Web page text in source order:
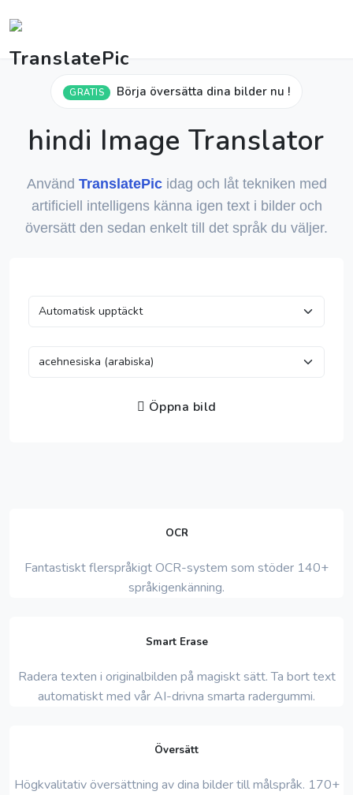
GRATIS Börja översätta dina bilder nu !
hindi Image Translator
Använd TranslatePicidag och låt tekniken med
artificiell intelligens känna igen text i bilder och
översätt den sedan enkelt till det språk du väljer.
Öppna bild
OCR
Fantastiskt flerspråkigt OCR-system som stöder 140+
språkigenkänning.
Smart Erase
Radera texten i originalbilden på magiskt sätt. Ta bort text
automatiskt med vår AI-drivna smarta radergummi.
Översätt
Högkvalitativ översättning av dina bilder till målspråk. 170+